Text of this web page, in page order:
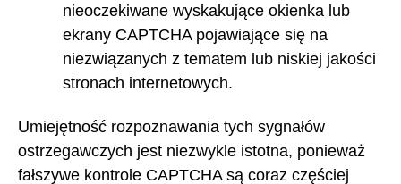
nieoczekiwane wyskakujące okienka lub
ekrany CAPTCHA pojawiające się na
niezwiązanych z tematem lub niskiej jakości
stronach internetowych.
Umiejętność rozpoznawania tych sygnałów
ostrzegawczych jest niezwykle istotna, ponieważ
fałszywe kontrole CAPTCHA są coraz częściej